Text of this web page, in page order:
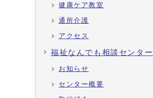
健康ケア教室
通所介護
アクセス
福祉なんでも相談センター
お知らせ
センター概要